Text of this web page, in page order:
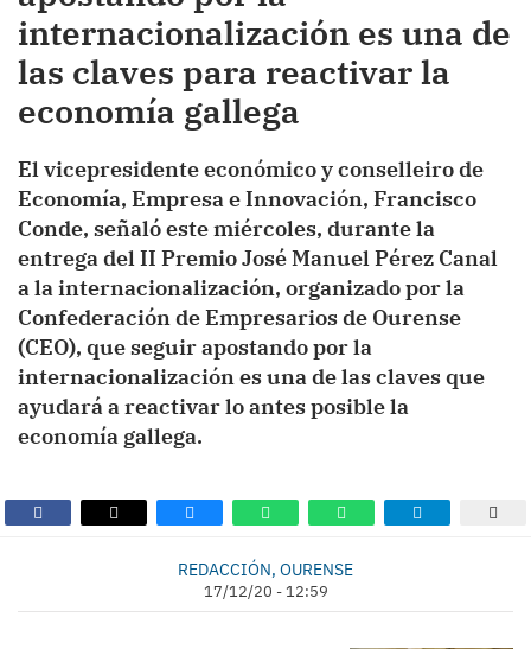
internacionalización es una de
las claves para reactivar la
economía gallega
El vicepresidente económico y conselleiro de
Economía, Empresa e Innovación, Francisco
Conde, señaló este miércoles, durante la
entrega del II Premio José Manuel Pérez Canal
a la internacionalización, organizado por la
Confederación de Empresarios de Ourense
(CEO), que seguir apostando por la
internacionalización es una de las claves que
ayudará a reactivar lo antes posible la
economía gallega.
REDACCIÓN, OURENSE
17/12/20 - 12:59